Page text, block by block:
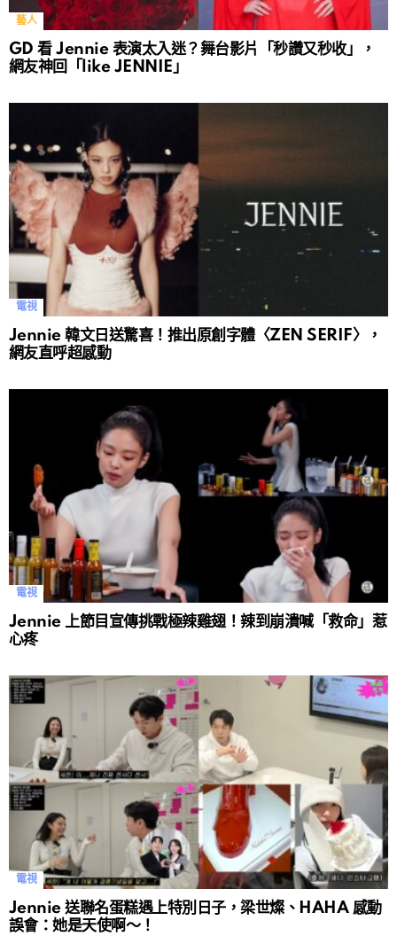
藝人
GD 看 Jennie 表演太入迷？舞台影片「秒讚又秒收」，
網友神回「like JENNIE」
電視
Jennie 韓文日送驚喜！推出原創字體〈ZEN SERIF〉，
網友直呼超感動
電視
Jennie 上節目宣傳挑戰極辣雞翅！辣到崩潰喊「救命」惹
心疼
電視
Jennie 送聯名蛋糕遇上特別日子，梁世燦、HAHA 感動
誤會：她是天使啊～！